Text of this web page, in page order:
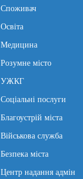
Споживач
Освіта
Медицина
Розумне місто
УЖКГ
Соціальні послуги
Благоустрій міста
Військова служба
Безпека міста
Центр надання адмін